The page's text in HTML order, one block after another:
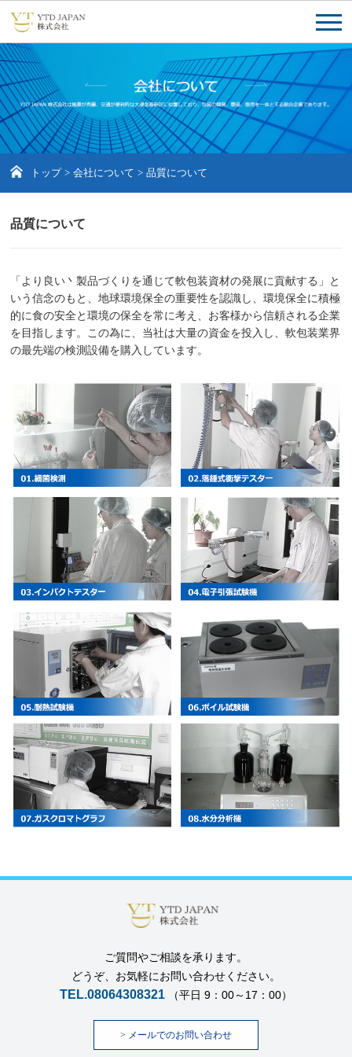
トップ > 会社について >品質について
品質について
「より良い丶製品づくりを通じて軟包装資材の発展に貢献する」と
いう信念のもと、地球環境保全の重要性を認識し、環境保全に積極
的に食の安全と環境の保全を常に考え、お客様から信頼される企業
を目指します。この為に、当社は大量の資金を投入し、軟包装業界
の最先端の検測設備を購入しています。
ご質問やご相談を承ります。
どうぞ、お気軽にお問い合わせください。
TEL.08064308321（平日 9：00～17：00）
> メールでのお問い合わせ